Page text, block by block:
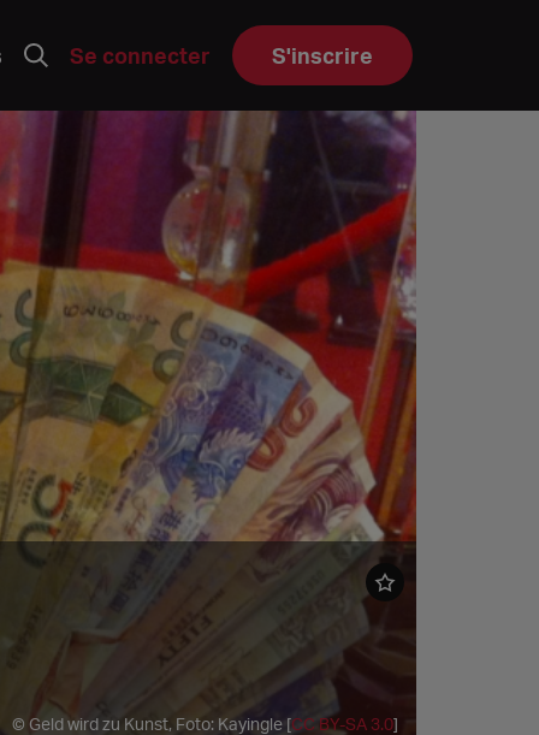
Se connecter S'inscrire
© Geld wird zu Kunst, Foto: Kayingle [CC BY-SA 3.0]